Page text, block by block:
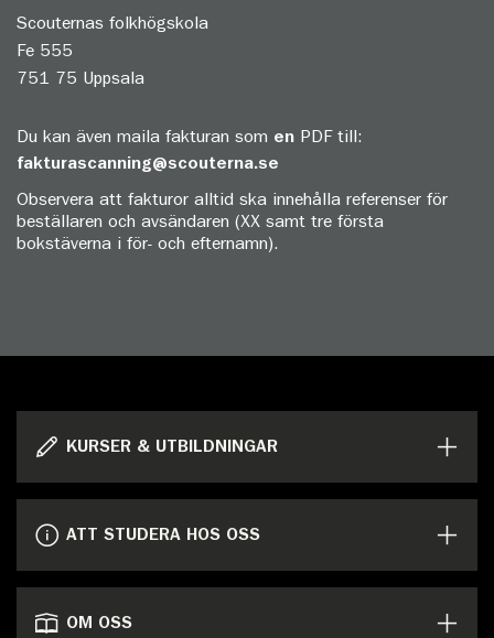
Scouternas folkhögskola
Fe 555
751 75 Uppsala
Du kan även maila fakturan som en PDF till:
fakturascanning@scouterna.se
Observera att fakturor alltid ska innehålla referenser för
beställaren och avsändaren (XX samt tre första
bokstäverna i för- och efternamn).
KURSER & UTBILDNINGAR
ATT STUDERA HOS OSS
OM OSS